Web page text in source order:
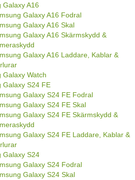
Galaxy A16
Galaxy A16 Fodral
Galaxy A16 Skal
Galaxy A16 Skärmskydd &
Galaxy A16 Laddare, Kablar &
Galaxy Watch
Galaxy S24 FE
Galaxy S24 FE Fodral
Galaxy S24 FE Skal
Galaxy S24 FE Skärmskydd &
Galaxy S24 FE Laddare, Kablar &
Galaxy S24
Galaxy S24 Fodral
Galaxy S24 Skal